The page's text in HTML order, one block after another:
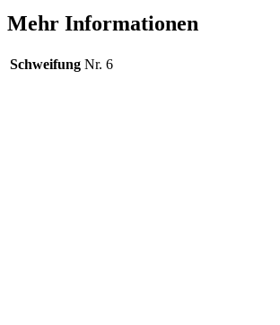
Mehr Informationen
Schweifung Nr. 6